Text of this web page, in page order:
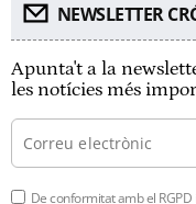
NEWSLETTER
Apunta't a la
les notícies més
De conformitat amb el RGPD